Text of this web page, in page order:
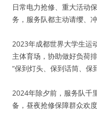
日常电力抢修、重大活动
务，服务队都主动请缨、冲
2023年成都世界大学生运
主体育场，协助做好负荷
“保到灯头、保到话筒、保
2024年除夕前，服务队千
备，昼夜抢修保障群众欢度